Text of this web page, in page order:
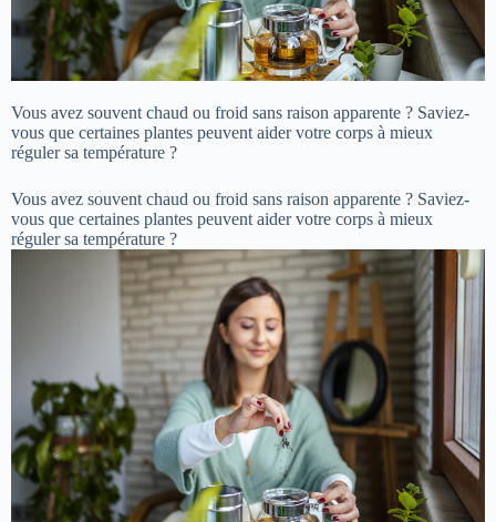
Vous avez souvent chaud ou froid sans raison apparente ? Saviez-
vous que certaines plantes peuvent aider votre corps à mieux
réguler sa température ?
Vous avez souvent chaud ou froid sans raison apparente ? Saviez-
vous que certaines plantes peuvent aider votre corps à mieux
réguler sa température ?